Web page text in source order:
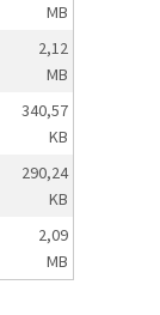
MB
2,12
MB
340,57
KB
290,24
KB
2,09
MB